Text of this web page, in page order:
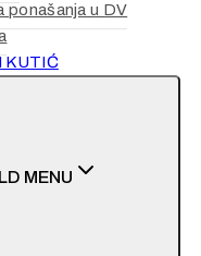
ponašanja u DV
KUTIĆ
MENU